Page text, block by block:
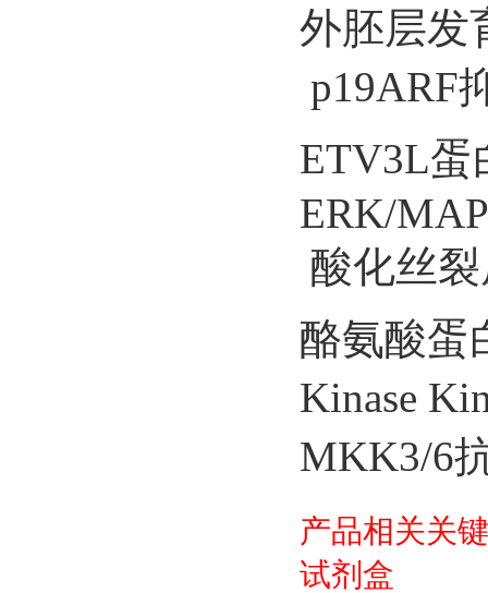
外胚层发
p19ARF
ETV3L蛋
ERK/
酸化丝
酪氨酸蛋
Kinase
MKK3/6
产品相关关
试剂盒